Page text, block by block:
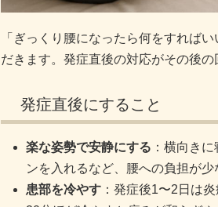
「ぎっくり腰になったら何をすれば
だきます。発症直後の対応がその後の
発症直後にすること
楽な姿勢で安静にする ：横向き
ンを入れるなど、腰への負担が少
患部を冷やす ：発症後1〜2日は